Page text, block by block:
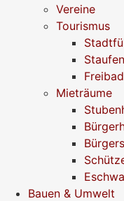
Vereine
Tourismus
Freibad
Mieträume
Bauen & Umwelt